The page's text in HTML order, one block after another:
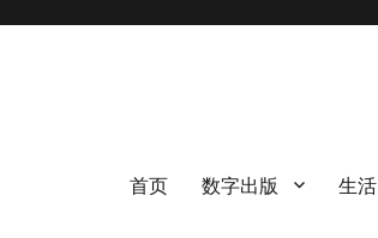
首页 数字出版 生活